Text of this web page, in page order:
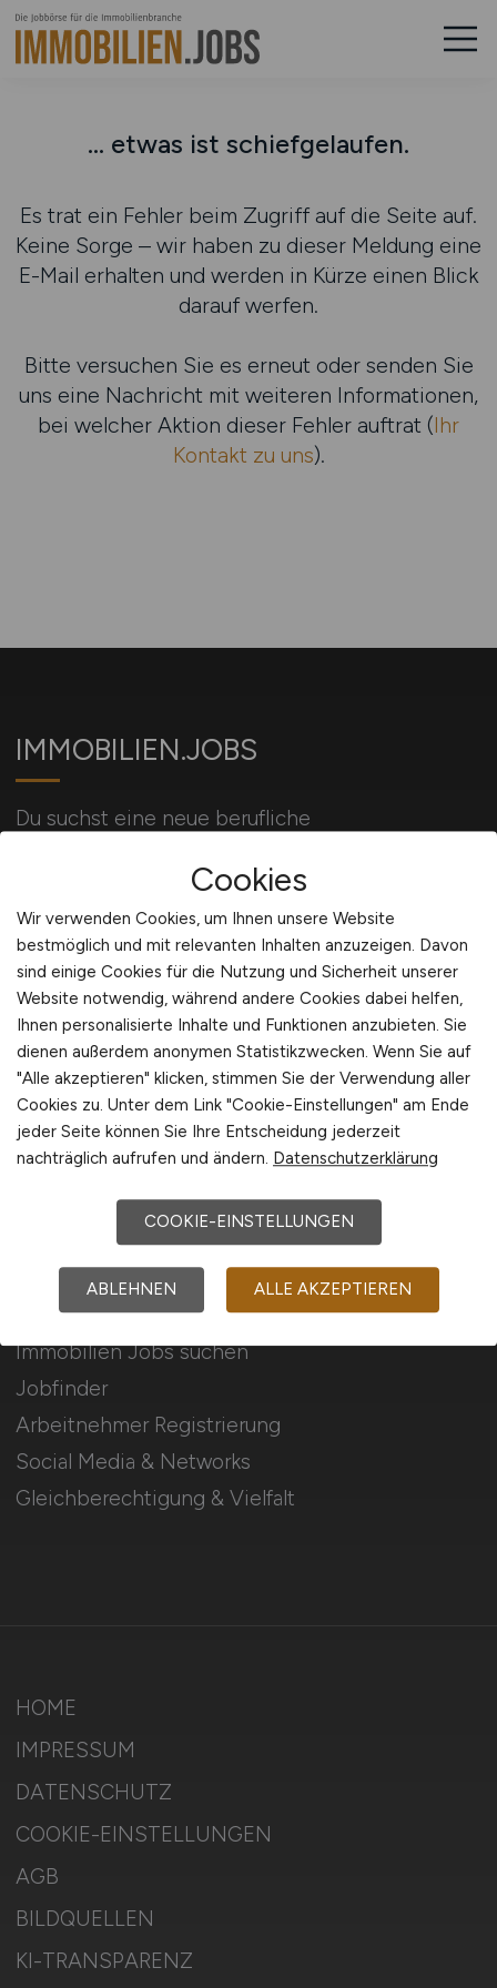
... etwas ist schiefgelaufen.
Es trat ein Fehler beim Zugriff auf die Seite auf.
Keine Sorge – wir haben zu dieser Meldung eine
E-Mail erhalten und werden in Kürze einen Blick
darauf werfen.
Bitte versuchen Sie es erneut oder senden Sie
uns eine Nachricht mit weiteren Informationen,
bei welcher Aktion dieser Fehler auftrat (Ihr
Kontakt zu uns).
IMMOBILIEN.JOBS
Du suchst eine neue berufliche
Immobilienbranche wartet auf Dich!
Für Arbeitnehmer
Immobilien Jobs suchen
Jobfinder
Arbeitnehmer Registrierung
Social Media & Networks
Gleichberechtigung & Vielfalt
Für Arbeitgeber
Stellenanzeigen schalten
Mediadaten & Konditionen
Arbeitgeber Seite
Arbeitgeber Kontakt
HOME
IMPRESSUM
DATENSCHUTZ
COOKIE-EINSTELLUNGEN
AGB
BILDQUELLEN
KI-TRANSPARENZ
Cookies
Wir verwenden Cookies, um Ihnen unsere Website
bestmöglich und mit relevanten Inhalten anzuzeigen. Davon
sind einige Cookies für die Nutzung und Sicherheit unserer
Website notwendig, während andere Cookies dabei helfen,
Ihnen personalisierte Inhalte und Funktionen anzubieten. Sie
dienen außerdem anonymen Statistikzwecken. Wenn Sie auf
"Alle akzeptieren" klicken, stimmen Sie der Verwendung aller
Cookies zu. Unter dem Link "Cookie-Einstellungen" am Ende
jeder Seite können Sie Ihre Entscheidung jederzeit
nachträglich aufrufen und ändern. Datenschutzerklärung
COOKIE-EINSTELLUNGEN
ABLEHNEN ALLE AKZEPTIEREN